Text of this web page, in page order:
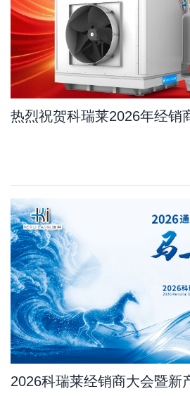
热烈祝贺科瑞莱2026年经销
2026科瑞莱经销商大会暨新